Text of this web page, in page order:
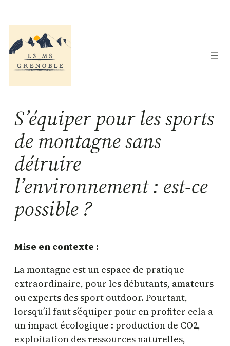
au
contenu
S’équiper pour les sports
de montagne sans
détruire
l’environnement : est-ce
possible ?
Mise en contexte :
La montagne est un espace de pratique
extraordinaire, pour les débutants, amateurs
ou experts des sport outdoor. Pourtant,
lorsqu’il faut s’équiper pour en profiter cela a
un impact écologique : production de CO2,
exploitation des ressources naturelles,